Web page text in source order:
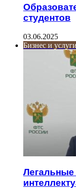
студентов
03.06.2025
Бизнес и услуги
Легальные